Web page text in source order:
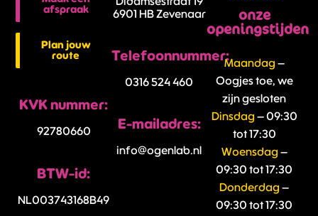
6901 HB Zevenaar
Telefoonnummer:
0316 524 460
E-mailadres:
info@ogenlab.nl
afspraak
Plan jouw
route
KVK nummer:
92780660
BTW-id:
NL003743168B49
onze
openingstijden
Maandag –
Oogjes toe, we
zijn gesloten
Dinsdag – 09:30
tot 17:30
Woensdag –
09:30 tot 17:30
Donderdag–
09:30 tot 17:30